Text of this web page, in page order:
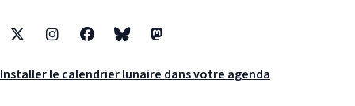
X InstagramFacebookBlueskyMastodon
Installer le calendrier lunaire dans votre agenda